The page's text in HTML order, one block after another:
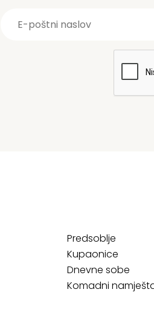
Predsoblje
Kupaonice
Dnevne sobe
Komadni